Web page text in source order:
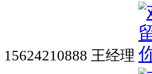
15624210888 王经理